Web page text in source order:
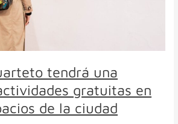
tendrá una
gratuitas en
de la ciudad